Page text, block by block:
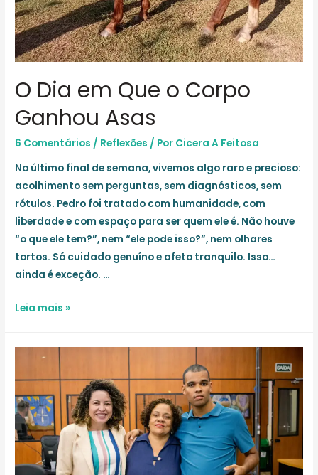
O Dia em Que o Corpo
Ganhou Asas
6 Comentários / Reflexões / Por Cicera A Feitosa
No último final de semana, vivemos algo raro e precioso:
acolhimento sem perguntas, sem diagnósticos, sem
rótulos. Pedro foi tratado com humanidade, com
liberdade e com espaço para ser quem ele é. Não houve
“o que ele tem?”, nem “ele pode isso?”, nem olhares
tortos. Só cuidado genuíno e afeto tranquilo. Isso…
ainda é exceção. …
O
o
Corpo
Ganhou
Asas
Leia mais »